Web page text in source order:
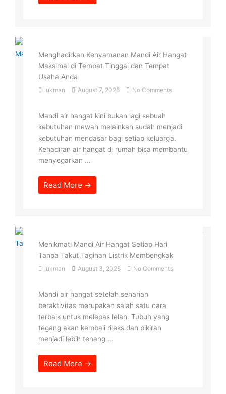
Menghadirkan Kenyamanan Mandi Air Hangat
Maksimal di Tempat Tinggal dan Tempat
Usaha Anda
lukman August 7, 2026 No Comments
Mandi air hangat kini bukan lagi sebuah
kebutuhan mewah melainkan sudah menjadi
kebutuhan mendasar bagi setiap keluarga.
Kehadiran air hangat di rumah bisa membantu
menyegarkan ...
Read More →
Menikmati Mandi Air Hangat Setiap Hari
Tanpa Takut Tagihan Listrik Membengkak
lukman August 3, 2026 No Comments
Mandi air hangat setelah seharian
beraktivitas merupakan salah satu cara
terbaik untuk melepas lelah. Tubuh yang
tegang akan kembali rileks dan pikiran
menjadi lebih tenang ...
Read More →